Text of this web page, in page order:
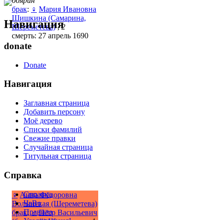
брак: ♀ Мария Ивановна
Шишкина (Самарина,
Шереметева),2
смерть: 27 апрель 1690
♀ Анна Фёдоровна
Волынская (Шереметева)
брак:♂ Пётр Васильевич
Навигация
donate
Donate
Навигация
Заглавная страница
Добавить персону
Моё дерево
Списки фамилий
Свежие правки
Случайная страница
Титульная страница
Справка
Справка
ЧаВо
Правила